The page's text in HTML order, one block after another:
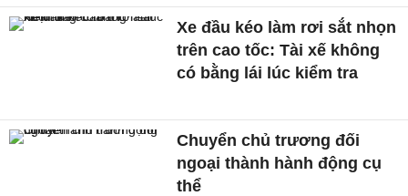
Xe đầu kéo làm rơi sắt nhọn
trên cao tốc: Tài xế không
có bằng lái lúc kiểm tra
Chuyển chủ trương đối
ngoại thành hành động cụ
thể